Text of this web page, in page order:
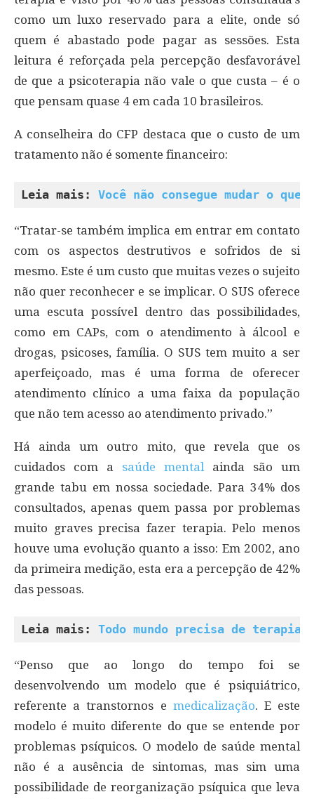
como um luxo reservado para a elite, onde só
quem é abastado pode pagar as sessões. Esta
leitura é reforçada pela percepção desfavorável
de que a psicoterapia não vale o que custa – é o
que pensam quase 4 em cada 10 brasileiros.
A conselheira do CFP destaca que o custo de um
tratamento não é somente financeiro:
Leia mais: Você não consegue mudar o que
“Tratar-se também implica em entrar em contato
com os aspectos destrutivos e sofridos de si
mesmo. Este é um custo que muitas vezes o sujeito
não quer reconhecer e se implicar. O SUS oferece
uma escuta possível dentro das possibilidades,
como em CAPs, com o atendimento à álcool e
drogas, psicoses, família. O SUS tem muito a ser
aperfeiçoado, mas é uma forma de oferecer
atendimento clínico a uma faixa da população
que não tem acesso ao atendimento privado.”
Há ainda um outro mito, que revela que os
cuidados com a saúde mental ainda são um
grande tabu em nossa sociedade. Para 34% dos
consultados, apenas quem passa por problemas
muito graves precisa fazer terapia. Pelo menos
houve uma evolução quanto a isso: Em 2002, ano
da primeira medição, esta era a percepção de 42%
das pessoas.
Leia mais: Todo mundo precisa de
“Penso que ao longo do tempo foi se
desenvolvendo um modelo que é psiquiátrico,
referente a transtornos e medicalização. E este
modelo é muito diferente do que se entende por
problemas psíquicos. O modelo de saúde mental
não é a ausência de sintomas, mas sim uma
possibilidade de reorganização psíquica que leva